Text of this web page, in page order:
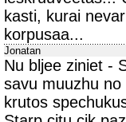
kasti, kurai
korpusaa...
Jonatan
Nu bljee ziniet -
savu muuzhu
krutos